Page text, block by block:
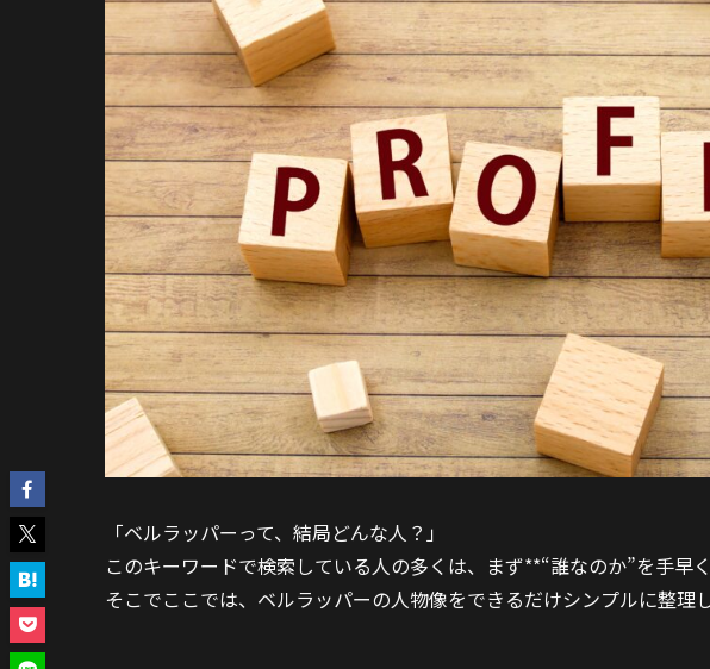
「ベルラッパーって、結局どんな人？」
このキーワードで検索している人の多くは、まず**“誰なのか”を手早
そこでここでは、ベルラッパーの人物像をできるだけシンプルに整理